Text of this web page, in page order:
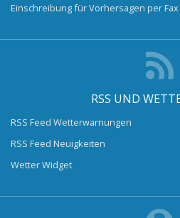
Einschreibung für Vorhersagen per Fax
RSS UND
RSS Feed Wetterwarnungen
RSS Feed Neuigkeiten
Wetter Widget